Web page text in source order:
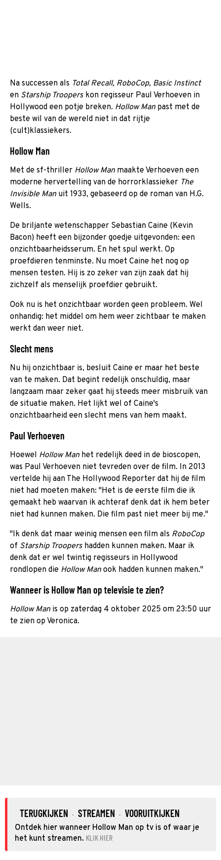
Na successen als Total Recall, RoboCop, Basic Instinct
en Starship Troopers kon regisseur Paul Verhoeven in
Hollywood een potje breken. Hollow Man past met de
beste wil van de wereld niet in dat rijtje
(cult)klassiekers.
Hollow Man
Met de sf-thriller Hollow Man maakte Verhoeven een
moderne hervertelling van de horrorklassieker The
Invisible Man uit 1933, gebaseerd op de roman van H.G.
Wells.
De briljante wetenschapper Sebastian Caine (Kevin
Bacon) heeft een bijzonder goedje uitgevonden: een
onzichtbaarheidsserum. En het spul werkt. Op
proefdieren tenminste. Nu moet Caine het nog op
mensen testen. Hij is zo zeker van zijn zaak dat hij
zichzelf als menselijk proefdier gebruikt.
Ook nu is het onzichtbaar worden geen probleem. Wel
onhandig: het middel om hem weer zichtbaar te maken
werkt dan weer niet.
Slecht mens
Nu hij onzichtbaar is, besluit Caine er maar het beste
van te maken. Dat begint redelijk onschuldig, maar
langzaam maar zeker gaat hij steeds meer misbruik van
de situatie maken. Het lijkt wel of Caine's
onzichtbaarheid een slecht mens van hem maakt.
Paul Verhoeven
Hoewel Hollow Manhet redelijk deed in de bioscopen,
was Paul Verhoeven niet tevreden over de film. In 2013
vertelde hij aan The Hollywood Reporter dat hij de film
niet had moeten maken: "Het is de eerste film die ik
gemaakt heb waarvan ik achteraf denk dat ik hem beter
niet had kunnen maken. Die film past niet meer bij me."
"Ik denk dat maar weinig mensen een film als RoboCop
of Starship Troopers hadden kunnen maken. Maar ik
denk dat er wel twintig regisseurs in Hollywood
rondlopen die Hollow Manook hadden kunnen maken."
Wanneer is Hollow Man op televisie te zien?
Hollow Manis op zaterdag 4 oktober 2025 om 23:50 uur
te zien op Veronica.
TERUGKIJKEN · STREAMEN · VOORUITKIJKEN
Ontdek hier wanneer Hollow Man op tv is of waar je
het kunt streamen. KLIK HIER